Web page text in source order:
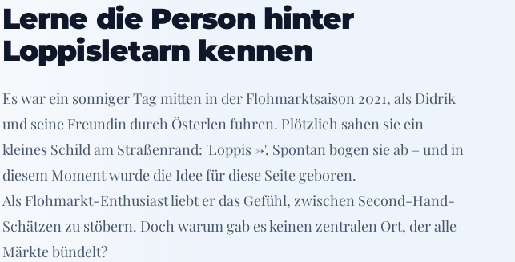
Lerne die Person hinter
Loppisletarn kennen
Es war ein sonniger Tag mitten in der Flohmarktsaison 2021, als Didrik
und seine Freundin durch Österlen fuhren. Plötzlich sahen sie ein
kleines Schild am Straßenrand: 'Loppis ->'. Spontan bogen sie ab – und in
diesem Moment wurde die Idee für diese Seite geboren.
Als Flohmarkt-Enthusiast liebt er das Gefühl, zwischen Second-Hand-
Schätzen zu stöbern. Doch warum gab es keinen zentralen Ort, der alle
Märkte bündelt?